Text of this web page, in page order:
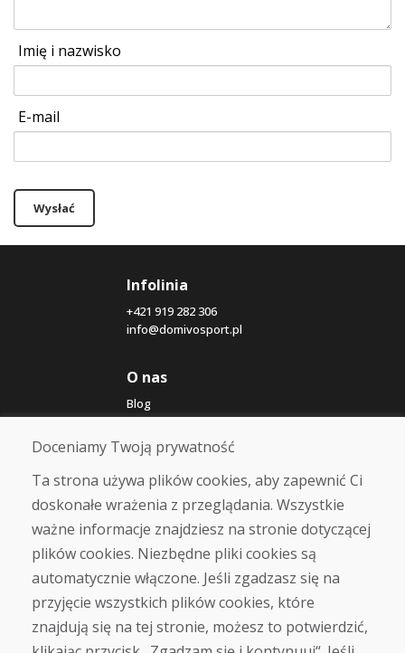
Imię i nazwisko
E-mail
Wysłać
Infolinia
+421 919 282 306
info@domivosport.pl
O nas
Blog
O nas
Sklep
Kontakt
Zakup
Sklep internetowy
Warunki handlowe
Transport
Zapłata
Skarga
Zwrot i wymiana towaru
Ochrona danych osobowych
Doceniamy Twoją prywatność
Ta strona używa plików cookies, aby zapewnić Ci
doskonałe wrażenia z przeglądania. Wszystkie
ważne informacje znajdziesz na stronie dotyczącej
plików cookies. Niezbędne pliki cookies są
automatycznie włączone. Jeśli zgadzasz się na
przyjęcie wszystkich plików cookies, które
znajdują się na tej stronie, możesz to potwierdzić,